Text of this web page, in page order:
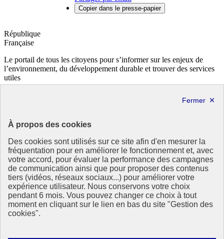
À propos des cookies
Des cookies sont utilisés sur ce site afin d'en mesurer la
fréquentation pour en améliorer le fonctionnement et, avec
votre accord, pour évaluer la performance des campagnes
de communication ainsi que pour proposer des contenus
tiers (vidéos, réseaux sociaux...) pour améliorer votre
expérience utilisateur. Nous conservons votre choix
pendant 6 mois. Vous pouvez changer ce choix à tout
moment en cliquant sur le lien en bas du site "Gestion des
cookies".
Copier dans le presse-papier
République
Française
Le portail de tous les citoyens pour s’informer sur les enjeux de
l’environnement, du développement durable et trouver des services
utiles
data.gouv.fr- ouvre une nouvelle fenêtre
Partenaire
Partenaire principal :
Eionet Portal
Accessibilité : totalement conforme